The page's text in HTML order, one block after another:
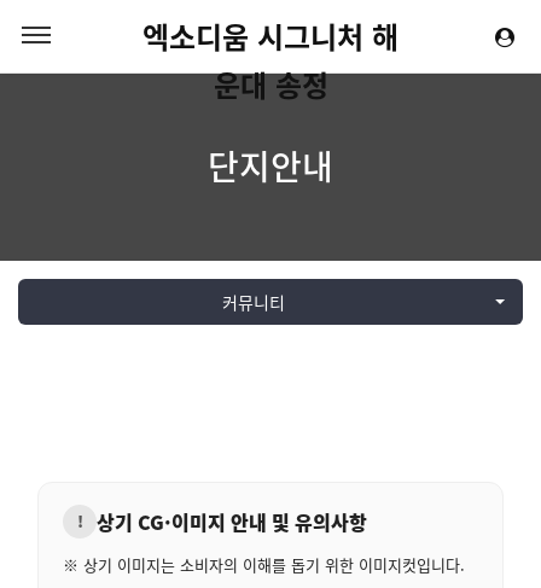
엑소디움 시그니처 해
운대 송정
단지안내
커뮤니티
! 상기 CG·이미지 안내 및 유의사항
※ 상기 이미지는 소비자의 이해를 돕기 위한 이미지컷입니다.